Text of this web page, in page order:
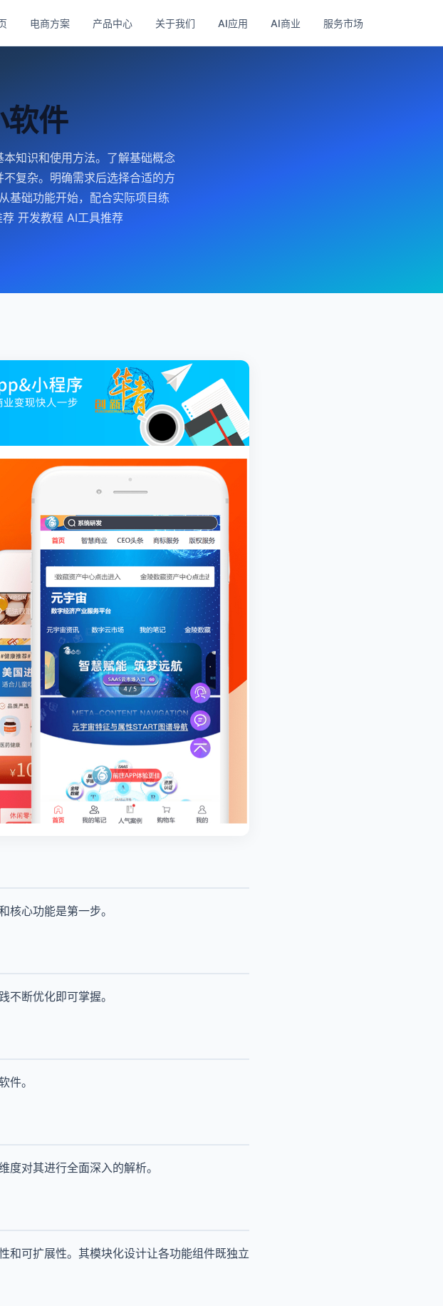
电商方案 产品中心 关于我们 AI应用 AI商业 服务市场
软件
知识和使用方法。了解基础概念
复杂。明确需求后选择合适的方
基础功能开始，配合实际项目练
开发教程 AI工具推荐
心功能是第一步。
断优化即可掌握。
件。
对其进行全面深入的解析。
和可扩展性。其模块化设计让各功能组件既独立